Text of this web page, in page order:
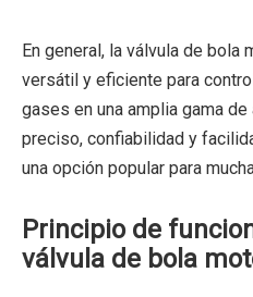
En general, la válvula de bola
versátil y eficiente para
gases en una amplia gama
preciso, confiabilidad y
una opción popular para
Principio de
válvula de bola